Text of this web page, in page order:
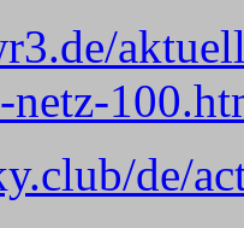
netz-
de/